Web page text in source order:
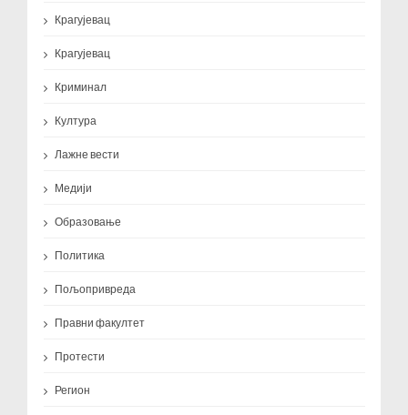
Крагујевац
Крагујевац
Криминал
Култура
Лажне вести
Медији
Образовање
Политика
Пољопривреда
Правни факултет
Протести
Регион